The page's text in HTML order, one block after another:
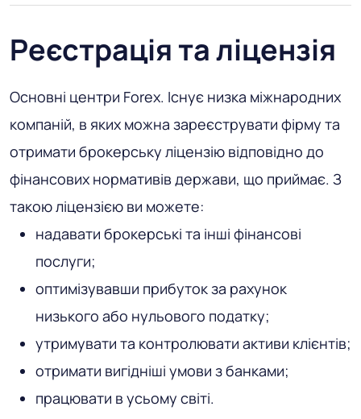
Реєстрація та ліцензія
Основні центри Forex. Існує низка міжнародних
компаній, в яких можна зареєструвати фірму та
отримати брокерську ліцензію відповідно до
фінансових нормативів держави, що приймає. З
такою ліцензією ви можете:
надавати брокерські та інші фінансові
послуги;
оптимізувавши прибуток за рахунок
низького або нульового податку;
утримувати та контролювати активи клієнтів;
отримати вигідніші умови з банками;
працювати в усьому світі.